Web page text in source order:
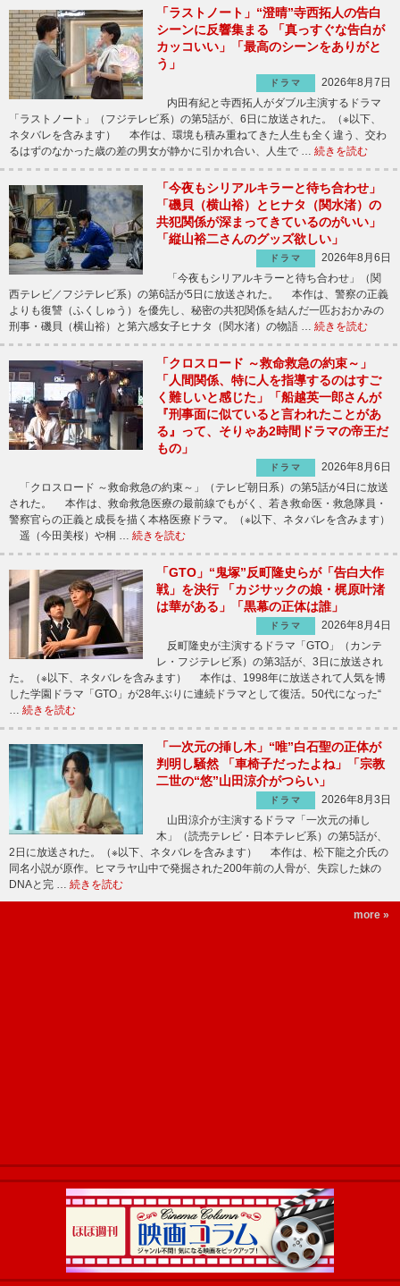
「ラストノート」“澄晴”寺西拓人の告白
シーンに反響集まる 「真っすぐな告白が
カッコいい」「最高のシーンをありがと
う」
ドラマ
2026年8月7日
内田有紀と寺西拓人がダブル主演するドラマ
「ラストノート」（フジテレビ系）の第5話が、6日に放送された。（※以下、
ネタバレを含みます） 本作は、環境も積み重ねてきた人生も全く違う、交わ
るはずのなかった歳の差の男女が静かに引かれ合い、人生で … 続きを読む
「今夜もシリアルキラーと待ち合わせ」
「磯貝（横山裕）とヒナタ（関水渚）の
共犯関係が深まってきているのがいい」
「縦山裕二さんのグッズ欲しい」
ドラマ
2026年8月6日
「今夜もシリアルキラーと待ち合わせ」（関
西テレビ／フジテレビ系）の第6話が5日に放送された。 本作は、警察の正義
よりも復讐（ふくしゅう）を優先し、秘密の共犯関係を結んだ一匹おおかみの
刑事・磯貝（横山裕）と第六感女子ヒナタ（関水渚）の物語 … 続きを読む
「クロスロード ～救命救急の約束～」
「人間関係、特に人を指導するのはすご
く難しいと感じた」「船越英一郎さんが
『刑事面に似ていると言われたことがあ
る』って、そりゃあ2時間ドラマの帝王だ
もの」
ドラマ
2026年8月6日
「クロスロード ～救命救急の約束～」（テレビ朝日系）の第5話が4日に放送
された。 本作は、救命救急医療の最前線でもがく、若き救命医・救急隊員・
警察官らの正義と成長を描く本格医療ドラマ。（※以下、ネタバレを含みます）
遥（今田美桜）や桐 … 続きを読む
「GTO」“鬼塚”反町隆史らが「告白大作
戦」を決行 「カジサックの娘・梶原叶渚
は華がある」「黒幕の正体は誰」
ドラマ
2026年8月4日
反町隆史が主演するドラマ「GTO」（カンテ
レ・フジテレビ系）の第3話が、3日に放送され
た。（※以下、ネタバレを含みます） 本作は、1998年に放送されて人気を博
した学園ドラマ「GTO」が28年ぶりに連続ドラマとして復活。50代になった“
… 続きを読む
「一次元の挿し木」“唯”白石聖の正体が
判明し騒然 「車椅子だったよね」「宗教
二世の“悠”山田涼介がつらい」
ドラマ
2026年8月3日
山田涼介が主演するドラマ「一次元の挿し
木」（読売テレビ・日本テレビ系）の第5話が、
2日に放送された。（※以下、ネタバレを含みます） 本作は、松下龍之介氏の
同名小説が原作。ヒマラヤ山中で発掘された200年前の人骨が、失踪した妹の
DNAと完 … 続きを読む
more »